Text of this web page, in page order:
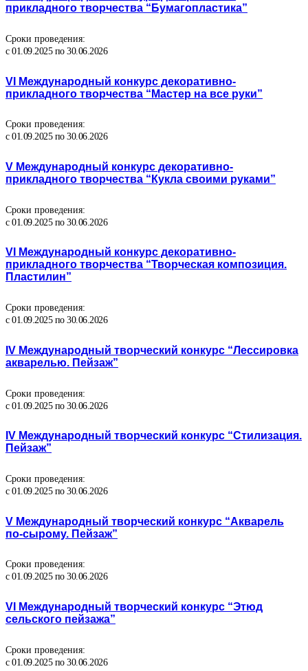
прикладного творчества “Бумагопластика”
Сроки проведения:
с 01.09.2025 по 30.06.2026
VI Международный конкурс декоративно-
прикладного творчества “Мастер на все руки”
Сроки проведения:
с 01.09.2025 по 30.06.2026
V Международный конкурс декоративно-
прикладного творчества “Кукла своими руками”
Сроки проведения:
с 01.09.2025 по 30.06.2026
VI Международный конкурс декоративно-
прикладного творчества “Творческая композиция.
Пластилин”
Сроки проведения:
с 01.09.2025 по 30.06.2026
IV Международный творческий конкурс “Лессировка
акварелью. Пейзаж”
Сроки проведения:
с 01.09.2025 по 30.06.2026
IV Международный творческий конкурс “Стилизация.
Пейзаж”
Сроки проведения:
с 01.09.2025 по 30.06.2026
V Международный творческий конкурс “Акварель
по-сырому. Пейзаж”
Сроки проведения:
с 01.09.2025 по 30.06.2026
VI Международный творческий конкурс “Этюд
сельского пейзажа”
Сроки проведения:
с 01.09.2025 по 30.06.2026